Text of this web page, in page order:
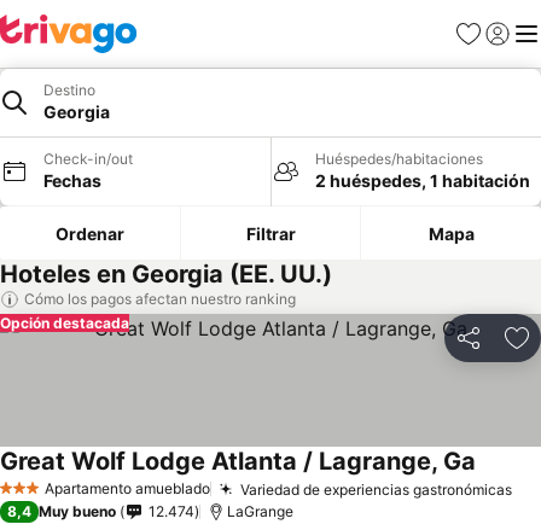
Favoritos
Iniciar
Destino
Georgia
Check-in/out
Fechas
Huéspedes/habitaciones
2 huéspedes, 1 habitación
Ordenar Filtrar Mapa
Hoteles en Georgia (EE. UU.)
Cómo los pagos afectan nuestro ranking
Compartir
Opción destacada
3 EstrellasApartamento amueblado Variedad de experiencias gastronómicas
Great Wolf Lodge Atlanta / Lagrange, Ga
8,4 Muy bueno 12.474 LaGrange